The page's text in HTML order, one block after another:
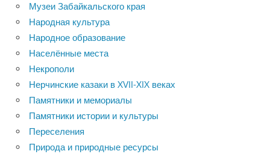
Музеи Забайкальского края
Народная культура
Народное образование
Населённые места
Некрополи
Нерчинские казаки в XVII-XIX веках
Памятники и мемориалы
Памятники истории и культуры
Переселения
Природа и природные ресурсы